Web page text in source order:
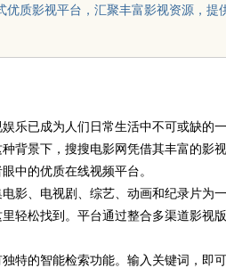
优质影视平台，汇聚丰富影视资源，
乐已成为人们日常生活中不可或缺的
背景下，搜搜电影网凭借其丰富的影
中的优质在线视频平台。
影、电视剧、综艺、动画和纪录片为
轻松找到。平台通过整合多渠道影视
特的智能检索功能。输入关键词，即
给他免费派单？